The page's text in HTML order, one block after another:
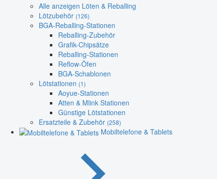
Alle anzeigen Löten & Reballing
Lötzubehör (126)
BGA-Reballing-Stationen
Reballing-Zubehör
Grafik-Chipsätze
Reballing-Stationen
Reflow-Öfen
BGA-Schablonen
Lötstationen (1)
Aoyue-Stationen
Atten & Mlink Stationen
Günstige Lötstationen
Ersatzteile & Zubehör (258)
Mobiltelefone & Tablets